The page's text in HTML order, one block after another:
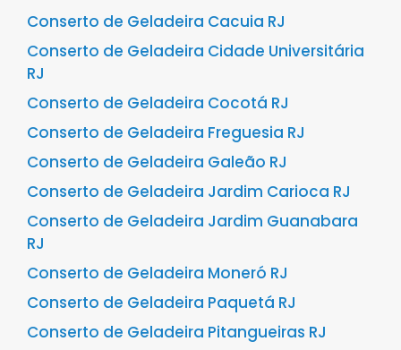
Conserto de Geladeira Cacuia RJ
Conserto de Geladeira Cidade Universitária
RJ
Conserto de Geladeira Cocotá RJ
Conserto de Geladeira Freguesia RJ
Conserto de Geladeira Galeão RJ
Conserto de Geladeira Jardim Carioca RJ
Conserto de Geladeira Jardim Guanabara
RJ
Conserto de Geladeira Moneró RJ
Conserto de Geladeira Paquetá RJ
Conserto de Geladeira Pitangueiras RJ